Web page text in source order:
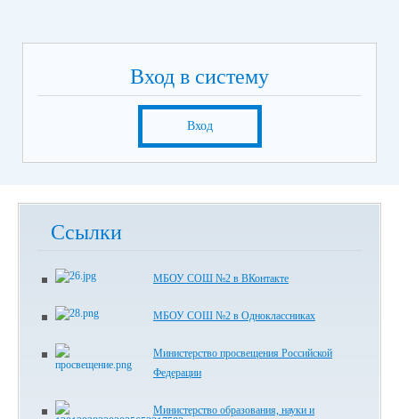
Вход в систему
Вход
Ссылки
МБОУ СОШ №2 в ВКонтакте
МБОУ СОШ №2 в Одноклассниках
Министерство просвещения Российской
Федерации
Министерство образования, науки и